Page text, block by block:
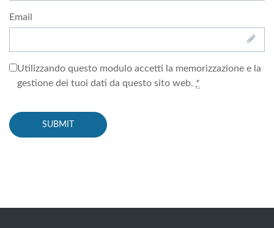
Email
Utilizzando questo modulo accetti la memorizzazione e la
gestione dei tuoi dati da questo sito web. *